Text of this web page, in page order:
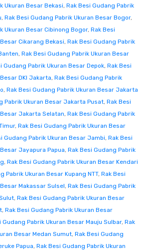
Ukuran Besar Bekasi, Rak Besi Gudang Pabrik
, Rak Besi Gudang Pabrik Ukuran Besar Bogor,
Ukuran Besar Cibinong Bogor, Rak Besi
Cikarang Bekasi, Rak Besi Gudang Pabrik
, Rak Besi Gudang Pabrik Ukuran Besar
Gudang Pabrik Ukuran Besar Depok, Rak Besi
DKI Jakarta, Rak Besi Gudang Pabrik
, Rak Besi Gudang Pabrik Ukuran Besar Jakarta
Pabrik Ukuran Besar Jakarta Pusat, Rak Besi
Jakarta Selatan, Rak Besi Gudang Pabrik
, Rak Besi Gudang Pabrik Ukuran Besar
Gudang Pabrik Ukuran Besar Jambi, Rak Besi
Jayapura Papua, Rak Besi Gudang Pabrik
, Rak Besi Gudang Pabrik Ukuran Besar Kendari
Pabrik Ukuran Besar Kupang NTT, Rak Besi
Makassar Sulsel, Rak Besi Gudang Pabrik
, Rak Besi Gudang Pabrik Ukuran Besar
, Rak Besi Gudang Pabrik Ukuran Besar
Gudang Pabrik Ukuran Besar Mauju Sulbar, Rak
Besar Medan Sumut, Rak Besi Gudang
Papua, Rak Besi Gudang Pabrik Ukuran